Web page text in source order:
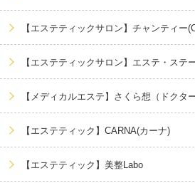
【エステティックサロン】チャンティー
【エステティックサロン】エステ・ステ
【メディカルエステ】さくら想（ドクタ
【エステティック】CARNA(カーナ)
【エステティック】美整Labo